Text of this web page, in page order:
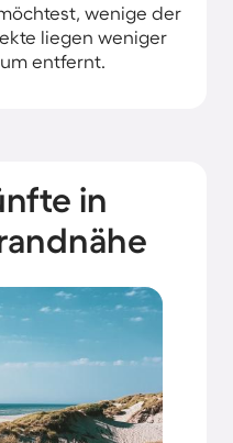
wenige der
liegen weniger
entfernt.
in